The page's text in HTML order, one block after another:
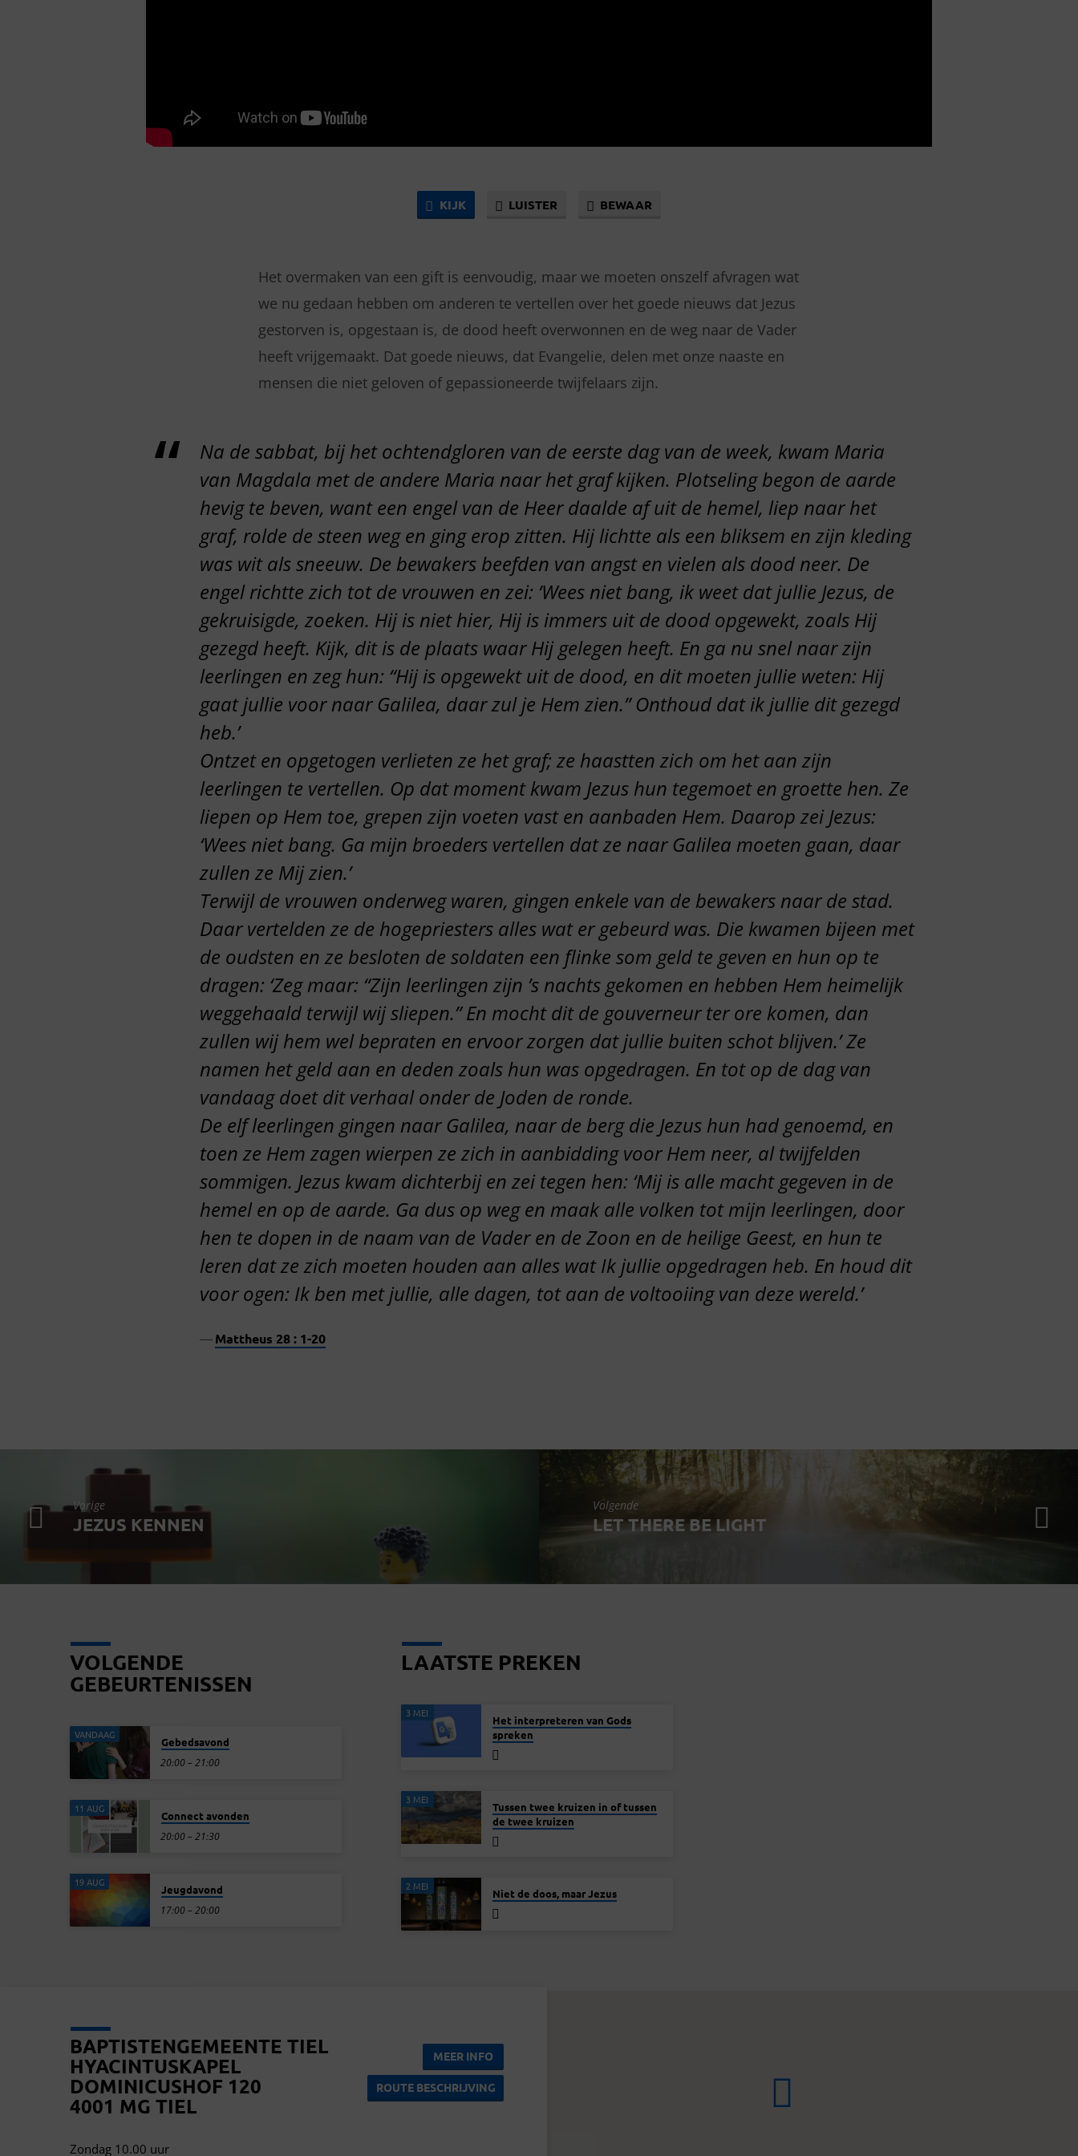
KIJK LUISTER BEWAAR
Het overmaken van een gift is eenvoudig, maar we moeten onszelf afvragen wat
we nu gedaan hebben om anderen te vertellen over het goede nieuws dat Jezus
gestorven is, opgestaan is, de dood heeft overwonnen en de weg naar de Vader
heeft vrijgemaakt. Dat goede nieuws, dat Evangelie, delen met onze naaste en
mensen die niet geloven of gepassioneerde twijfelaars zijn.
Na de sabbat, bij het ochtendgloren van de eerste dag van de week, kwam Maria
van Magdala met de andere Maria naar het graf kijken. Plotseling begon de aarde
hevig te beven, want een engel van de Heer daalde af uit de hemel, liep naar het
graf, rolde de steen weg en ging erop zitten. Hij lichtte als een bliksem en zijn kleding
was wit als sneeuw. De bewakers beefden van angst en vielen als dood neer. De
engel richtte zich tot de vrouwen en zei: ‘Wees niet bang, ik weet dat jullie Jezus, de
gekruisigde, zoeken. Hij is niet hier, Hij is immers uit de dood opgewekt, zoals Hij
gezegd heeft. Kijk, dit is de plaats waar Hij gelegen heeft. En ga nu snel naar zijn
leerlingen en zeg hun: “Hij is opgewekt uit de dood, en dit moeten jullie weten: Hij
gaat jullie voor naar Galilea, daar zul je Hem zien.” Onthoud dat ik jullie dit gezegd
heb.’
Ontzet en opgetogen verlieten ze het graf; ze haastten zich om het aan zijn
leerlingen te vertellen. Op dat moment kwam Jezus hun tegemoet en groette hen. Ze
liepen op Hem toe, grepen zijn voeten vast en aanbaden Hem. Daarop zei Jezus:
‘Wees niet bang. Ga mijn broeders vertellen dat ze naar Galilea moeten gaan, daar
zullen ze Mij zien.’
Terwijl de vrouwen onderweg waren, gingen enkele van de bewakers naar de stad.
Daar vertelden ze de hogepriesters alles wat er gebeurd was. Die kwamen bijeen met
de oudsten en ze besloten de soldaten een flinke som geld te geven en hun op te
dragen: ‘Zeg maar: “Zijn leerlingen zijn ’s nachts gekomen en hebben Hem heimelijk
weggehaald terwijl wij sliepen.” En mocht dit de gouverneur ter ore komen, dan
zullen wij hem wel bepraten en ervoor zorgen dat jullie buiten schot blijven.’ Ze
namen het geld aan en deden zoals hun was opgedragen. En tot op de dag van
vandaag doet dit verhaal onder de Joden de ronde.
De elf leerlingen gingen naar Galilea, naar de berg die Jezus hun had genoemd, en
toen ze Hem zagen wierpen ze zich in aanbidding voor Hem neer, al twijfelden
sommigen. Jezus kwam dichterbij en zei tegen hen: ‘Mij is alle macht gegeven in de
hemel en op de aarde. Ga dus op weg en maak alle volken tot mijn leerlingen, door
hen te dopen in de naam van de Vader en de Zoon en de heilige Geest, en hun te
leren dat ze zich moeten houden aan alles wat Ik jullie opgedragen heb. En houd dit
voor ogen: Ik ben met jullie, alle dagen, tot aan de voltooiing van deze wereld.’
Mattheus 28 : 1-20
Vorige
JEZUS KENNEN
Volgende
LET THERE BE LIGHT
VOLGENDE
GEBEURTENISSEN
VANDAAG
Gebedsavond
20:00 – 21:00
11 AUG
Connect avonden
20:00 – 21:30
19 AUG
Jeugdavond
17:00 – 20:00
LAATSTE PREKEN
3 MEI
Het interpreteren van Gods
spreken
3 MEI
Tussen twee kruizen in of tussen
de twee kruizen
2 MEI
Niet de doos, maar Jezus
BAPTISTENGEMEENTE TIEL
HYACINTUSKAPEL
DOMINICUSHOF 120
4001 MG TIEL
MEER INFO
ROUTE BESCHRIJVING
Zondag 10.00 uur